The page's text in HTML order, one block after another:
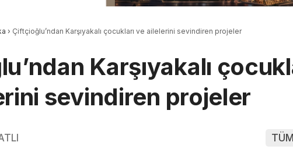
› Çiftçioğlu’ndan Karşıyakalı çocukları ve ailelerini sevindiren projeler
Karşıyakalı
sevindiren projeler